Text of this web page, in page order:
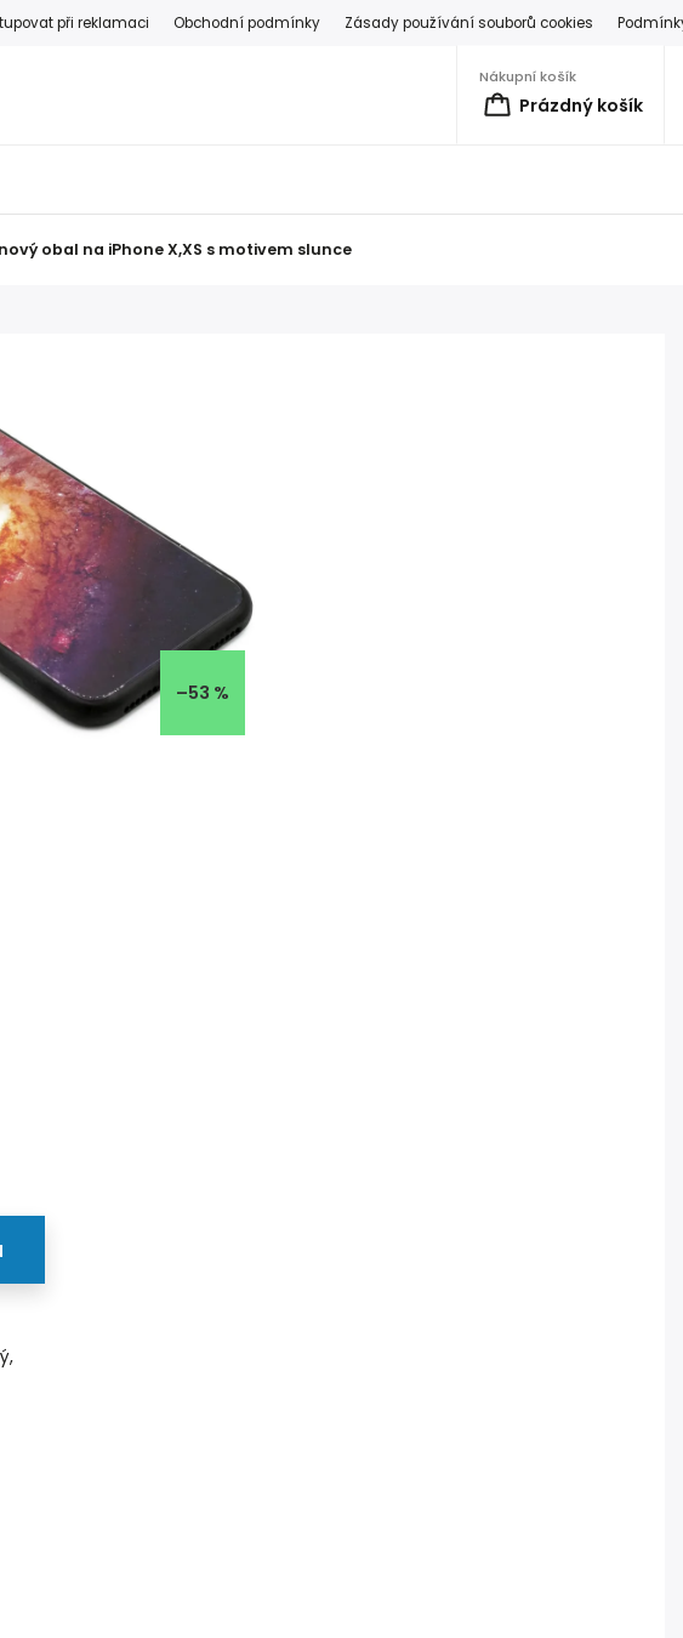
při reklamaci Obchodní podmínky Zásady používání souborů cookies
Nákupní košík
Prázdný košík
obal na iPhone X,XS s motivem slunce
–53 %